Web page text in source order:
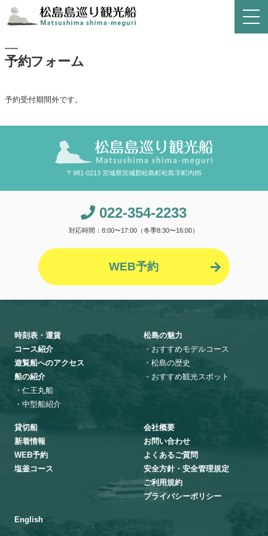
予約フォーム
予約受付期間外です。
〒981-0213 宮城県宮城郡松島町松島字町内85
022-354-2233
対応時間：8:00〜17:00（冬季8:30〜16:00）
WEB予約
時刻表・運賃
コース紹介
遊覧船へのアクセス
船の紹介
・仁王丸船
・中型船紹介
松島の魅力
・おすすめモデルコース
・松島の歴史
・おすすめ観光スポット
貸切船
新着情報
WEB予約
塩釜コース
会社概要
お問い合わせ
よくあるご質問
安全方針・安全管理規定
ご利用規約
プライバシーポリシー
English